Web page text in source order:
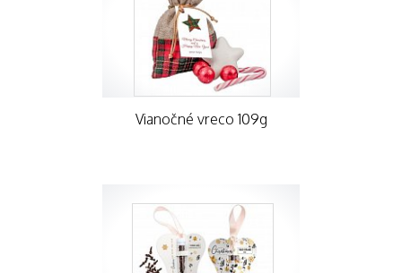
Vianočné vreco 109g